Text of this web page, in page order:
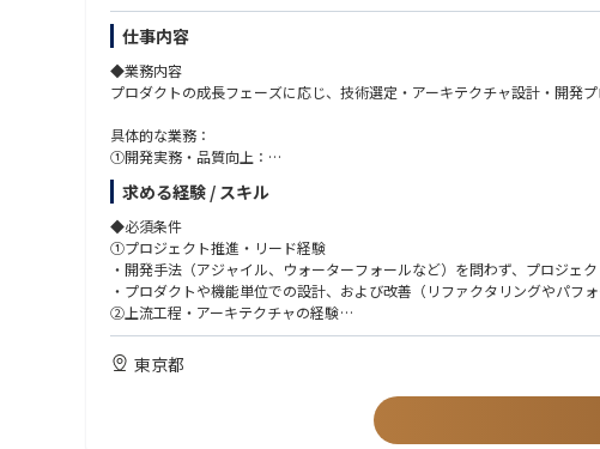
仕事内容
◆業務内容
プロダクトの成長フェーズに応じ、技術選定・アーキテクチャ設計・開発
具体的な業務：
①開発実務・品質向上：
設計・開発（コーディング）に加え、コードレビュー、パフォーマンスチ
②チームマネジメント・育成：
タスク分解、実行計画の策定、進捗・品質管理、メンバーへの技術サポート
③開発環境の最適化：
チーム運営の改善、開発環境の整備による開発効率の最大化
④ビジネスサイドとの連携：
プロダクトマネージャーやビジネスサイドのメンバーとコミュニケーション
案件事例：※本求人だけではなくD.Nodeでの過去案件を一部記載させてい
・自動車業界クライアント向け：複数システムのデータを一元的に連携する
・自動車業界クライアント向け：車両から発信される情報を集約、管理、
・自動車業界クライアント向け：車両から発信されるデータの蓄積と再利用
・電気通信事業クライアント向け：デジタルマーケティングシステムにお
求める経験 / スキル
◆必須条件
①プロジェクト推進・リード経験
・開発手法（アジャイル、ウォーターフォールなど）を問わず、プロジェ
・プロダクトや機能単位での設計、および改善（リファクタリングやパフ
②上流工程・アーキテクチャの経験
要件定義、技術選定、アーキテクチャ設計の実務経験
③Webアプリケーションの開発経験
・Webアプリケーション開発におけるリード経験（バックエンド、フロン
東京都